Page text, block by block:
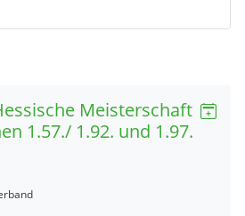
Meisterschaft
1.57./ 1.92. und 1.97.